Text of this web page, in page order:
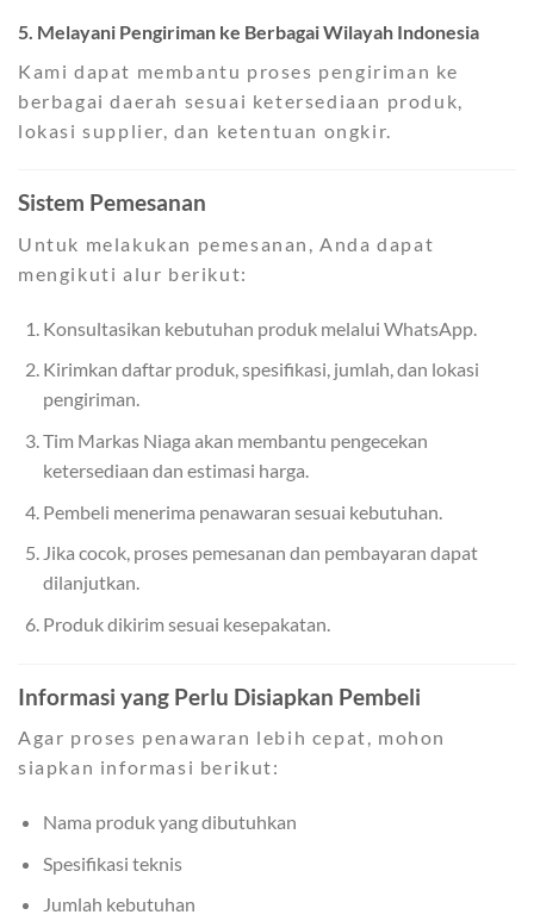
5. Melayani Pengiriman ke Berbagai Wilayah Indonesia
Kami dapat membantu proses pengiriman ke
berbagai daerah sesuai ketersediaan produk,
lokasi supplier, dan ketentuan ongkir.
Sistem Pemesanan
Untuk melakukan pemesanan, Anda dapat
mengikuti alur berikut:
Konsultasikan kebutuhan produk melalui WhatsApp.
Kirimkan daftar produk, spesifikasi, jumlah, dan lokasi
pengiriman.
Tim Markas Niaga akan membantu pengecekan
ketersediaan dan estimasi harga.
Pembeli menerima penawaran sesuai kebutuhan.
Jika cocok, proses pemesanan dan pembayaran dapat
dilanjutkan.
Produk dikirim sesuai kesepakatan.
Informasi yang Perlu Disiapkan Pembeli
Agar proses penawaran lebih cepat, mohon
siapkan informasi berikut:
Nama produk yang dibutuhkan
Spesifikasi teknis
Jumlah kebutuhan